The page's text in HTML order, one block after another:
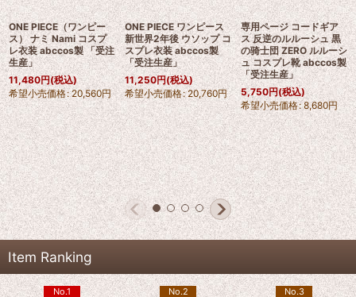
ONE PIECE（ワンピー
ス） ナミ Nami コスプ
レ衣装 abccos製 「受注
生産」
11,480円(税込)
希望小売価格: 20,560円
ONE PIECE ワンピース
新世界2年後 ウソップ コ
スプレ衣装 abccos製
「受注生産」
11,250円(税込)
希望小売価格: 20,760円
専用ページ コードギア
ス 反逆のルルーシュ 黒
の骑士団 ZERO ルルーシ
ュ コスプレ靴 abccos製
「受注生産」
5,750円(税込)
希望小売価格: 8,680円
Item Ranking
No.1 No.2 No.3